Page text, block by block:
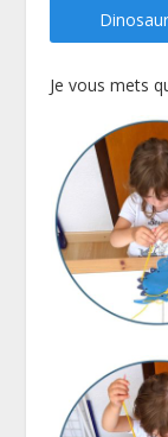
Je vous mets